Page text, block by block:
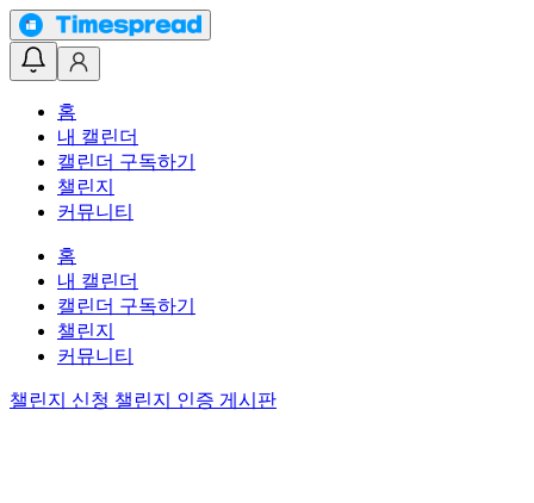
홈
내 캘린더
캘린더 구독하기
챌린지
커뮤니티
홈
내 캘린더
캘린더 구독하기
챌린지
커뮤니티
챌린지 신청 챌린지 인증 게시판